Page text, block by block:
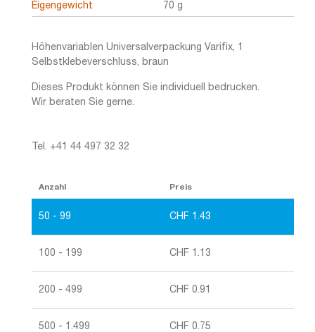
Eigengewicht 70 g
Höhenvariablen Universalverpackung Varifix, 1
Selbstklebeverschluss, braun
Dieses Produkt können Sie individuell bedrucken.
Wir beraten Sie gerne.
Tel. +41 44 497 32 32
Anzahl Preis
50 - 99 CHF 1.43
100 - 199 CHF 1.13
200 - 499 CHF 0.91
500 - 1.499 CHF 0.75